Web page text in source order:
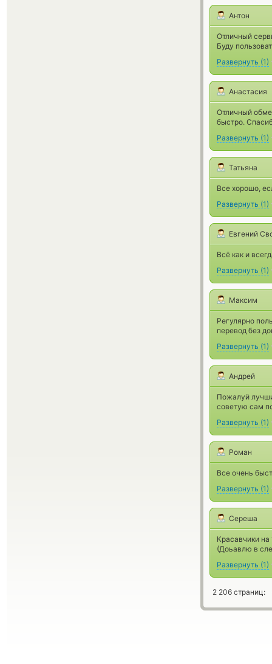
Антон
Отличный
Буду
Развернуть (1)
Анастасия
Отличный
быстро.
Развернуть (1)
Татьяна
Все хорошо,
Развернуть (1)
Евгений
Всё как и
Развернуть (1)
Максим
Регулярно
перевод без
Развернуть (1)
Андрей
Пожалуй
советую сам
Развернуть (1)
Роман
Все очень
Развернуть (1)
Сереша
Красавчики на
(Доьавлю в
Развернуть (1)
2 206 страниц: